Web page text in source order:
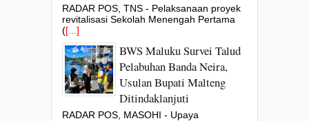
RADAR POS, TNS - Pelaksanaan proyek
revitalisasi Sekolah Menengah Pertama
([...]
BWS Maluku Survei Talud
Pelabuhan Banda Neira,
Usulan Bupati Malteng
Ditindaklanjuti
RADAR POS, MASOHI - Upaya